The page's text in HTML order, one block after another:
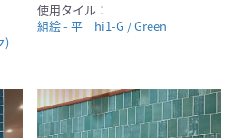
)
使用タイル：
組絵 - 平 hi1-G / Green